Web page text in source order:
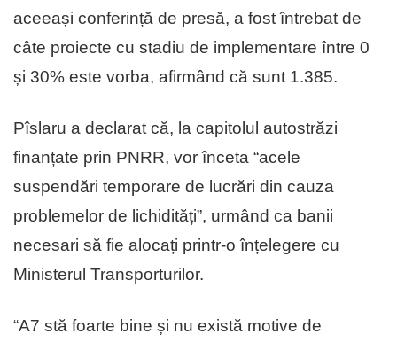
aceeași conferință de presă, a fost întrebat de
câte proiecte cu stadiu de implementare între 0
și 30% este vorba, afirmând că sunt 1.385.
Pîslaru a declarat că, la capitolul autostrăzi
finanțate prin PNRR, vor înceta “acele
suspendări temporare de lucrări din cauza
problemelor de lichidități”, urmând ca banii
necesari să fie alocați printr-o înțelegere cu
Ministerul Transporturilor.
“A7 stă foarte bine și nu există motive de